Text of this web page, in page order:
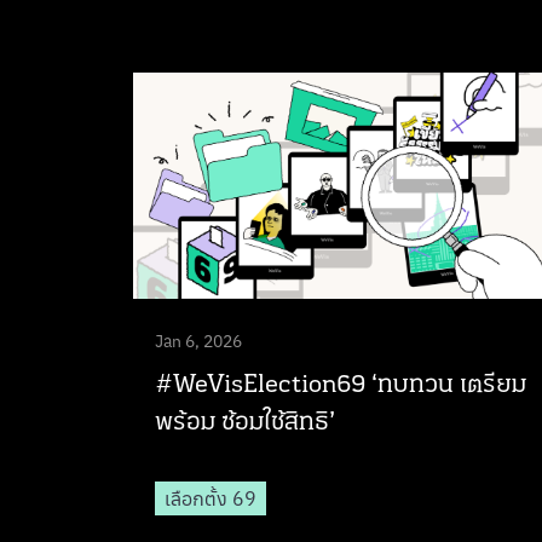
Jan 6, 2026
#WeVisElection69 ‘ทบทวน เตรียม
พร้อม ซ้อมใช้สิทธิ’
เลือกตั้ง 69